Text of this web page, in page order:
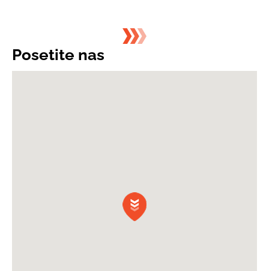
Posetite nas